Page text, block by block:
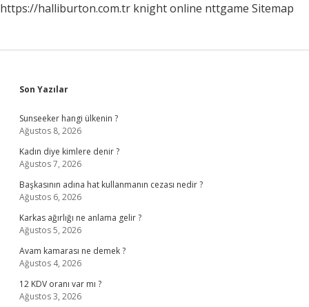
https://halliburton.com.tr knight online nttgame Sitemap
Sidebar
Son Yazılar
Sunseeker hangi ülkenin ?
Ağustos 8, 2026
Kadın diye kimlere denir ?
Ağustos 7, 2026
Başkasının adına hat kullanmanın cezası nedir ?
Ağustos 6, 2026
Karkas ağırlığı ne anlama gelir ?
Ağustos 5, 2026
Avam kamarası ne demek ?
Ağustos 4, 2026
12 KDV oranı var mı ?
Ağustos 3, 2026